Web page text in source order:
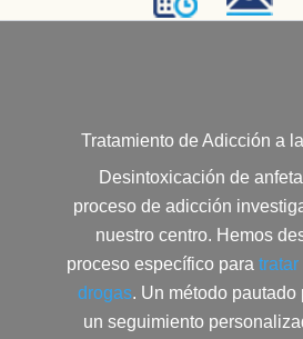
Tratamiento de Adicción a
Desintoxicación de
proceso de adicción
nuestro centro. Hemos
proceso específico para
drogas. Un método pautado
un seguimiento